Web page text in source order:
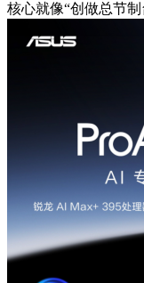
核心就像“创做总节制